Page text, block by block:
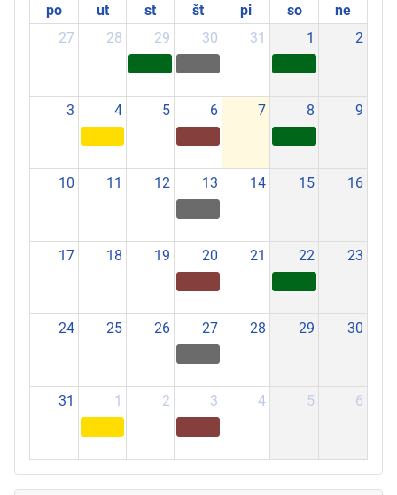
po ut st št pi so
ne
27
28 29 30 31 1 2
3 4 5 6 7 8 9
10 11 12 13 14 15 16
17 18 19 20 21 22 23
24 25 26 27 28 29 30
31 1 2 3 4 5 6